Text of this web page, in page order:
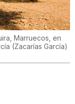
Marruecos, en
(Zacarías García)